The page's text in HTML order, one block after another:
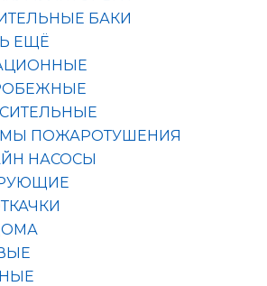
БАКИ
ЕЩЁ
ПОЖАРОТУШЕНИЯ
НАСОСЫ